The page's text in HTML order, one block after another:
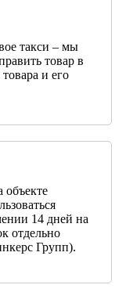
такси – мы
товар в
и его
объекте
14 дней на
отдельно
Групп).